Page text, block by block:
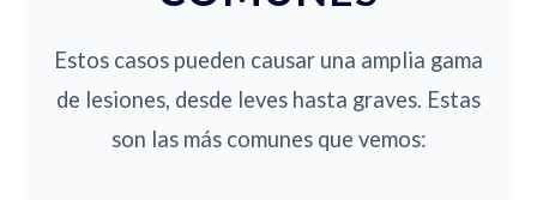
Estos casos pueden causar una amplia gama
de lesiones, desde leves hasta graves. Estas
son las más comunes que vemos: